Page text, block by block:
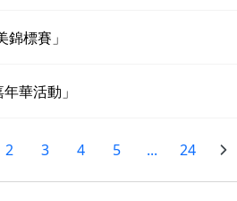
標賽」
華活動」
2 3 4 5 ... 24